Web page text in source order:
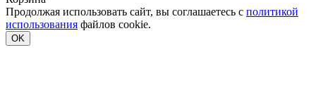
Продолжая использовать сайт, вы соглашаетесь с политикой
использования файлов cookie.
OK